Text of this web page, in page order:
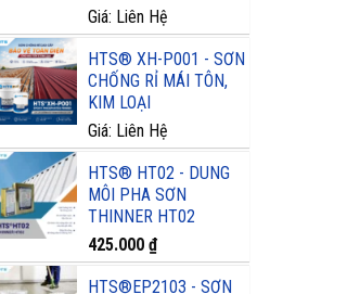
Giá: Liên Hệ
HTS® XH-P001 - SƠN
CHỐNG RỈ MÁI TÔN,
KIM LOẠI
Giá: Liên Hệ
HTS® HT02 - DUNG
MÔI PHA SƠN
THINNER HT02
425.000 ₫
HTS®EP2103 - SƠN